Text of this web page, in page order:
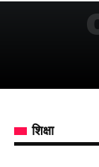
शिक्षा